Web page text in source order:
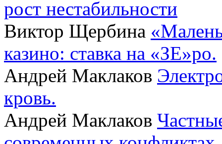
рост нестабильности
Виктор Щербина
казино: ставка на «ЗЕ»ро.
Андрей Маклаков
кровь.
Андрей Маклаков